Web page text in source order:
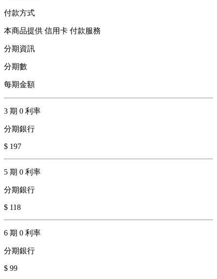
付款方式
本商品提供 信用卡 付款服務
分期資訊
分期數
每期金額
3 期 0 利率
分期銀行
$ 197
5 期 0 利率
分期銀行
$ 118
6 期 0 利率
分期銀行
$ 99